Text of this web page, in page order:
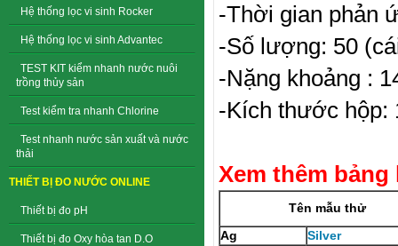
Hệ thống lọc vi sinh Rocker
Hệ thống lọc vi sinh Advantec
TEST KIT kiểm nhanh nước nuôi
trồng thủy sản
Test kiểm tra nhanh Chlorine
Test nhanh nước sản xuất và nước
thải
THIẾT BỊ ĐO NƯỚC ONLINE
Thiết bị đo pH
Thiết bị đo Oxy hòa tan D.O
-Thời gian phản
-Số lượng: 50
-Nặng khoảng :
-Kích thước hộp:
Xem thêm
Tên mẫu thử
Ag
Silver